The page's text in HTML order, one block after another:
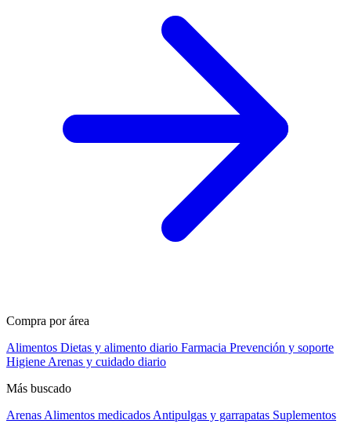
Compra por área
Alimentos Dietas y alimento diario Farmacia Prevención y soporte
Higiene Arenas y cuidado diario
Más buscado
Arenas Alimentos medicados Antipulgas y garrapatas Suplementos